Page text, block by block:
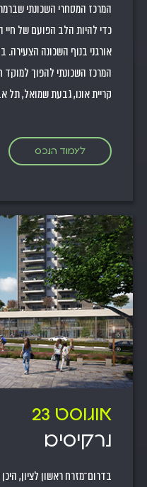
המרכז המסחרי השכונתי
כדי להיות הלב הפועם של
אורגני בנוף השכונה הצעירה.
המרכז השכונתי להפוך למוקד
קריית אונו, גבעת שמואל, תל
לעמוד הנכס
אוגוסט 23
נרקיסים
בדרום־מזרח ראשון לציון,